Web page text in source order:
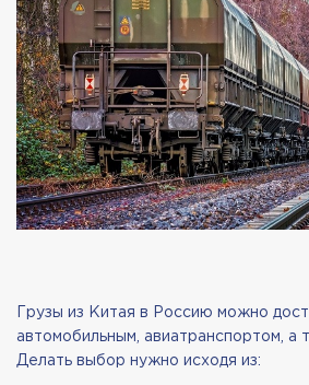
Грузы из Китая в Россию можно
автомобильным, авиатранспортом, а
Делать выбор нужно исходя из: